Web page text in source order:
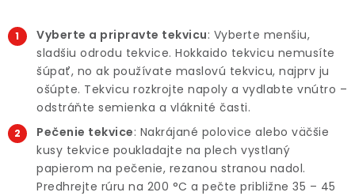
Vyberte a pripravte tekvicu: Vyberte menšiu,
sladšiu odrodu tekvice. Hokkaido tekvicu nemusíte
šúpať, no ak používate maslovú tekvicu, najprv ju
ošúpte. Tekvicu rozkrojte napoly a vydlabte vnútro –
odstráňte semienka a vláknité časti.
Pečenie tekvice: Nakrájané polovice alebo väčšie
kusy tekvice poukladajte na plech vystlaný
papierom na pečenie, rezanou stranou nadol.
Predhrejte rúru na 200 °C a pečte približne 35 – 45